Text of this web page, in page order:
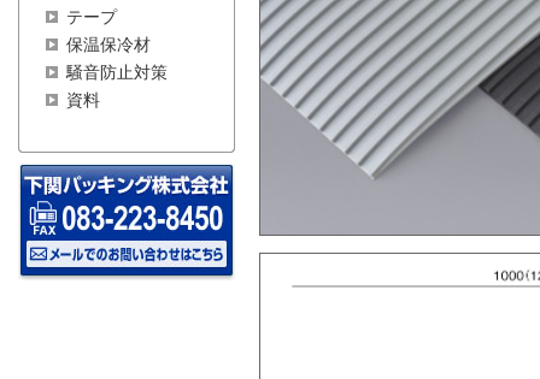
テープ
保温保冷材
騒音防止対策
資料